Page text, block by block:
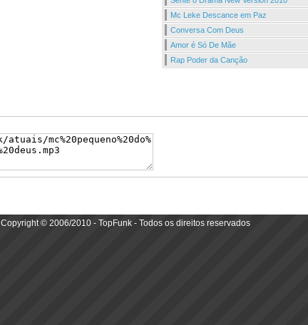
Mc Leke Descance em Paz
Conversa Com Deus
Amor é Só De Mãe
Rap Poder da Canção
Copyright © 2006/2010 - TopFunk - Todos os direitos reservados